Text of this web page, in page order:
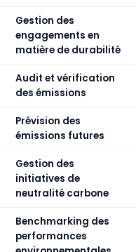
Gestion des
engagements en
matière de durabilité
Audit et vérification
des émissions
Prévision des
émissions futures
Gestion des
initiatives de
neutralité carbone
Benchmarking des
performances